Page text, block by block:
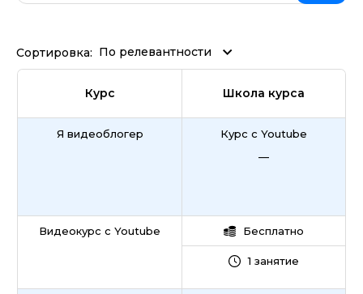
Сортировка: По релевантности
Курс Школа курса
Я видеоблогер
Видеокурс с Youtube
Курс с Youtube
—
Бесплатно
1 занятие